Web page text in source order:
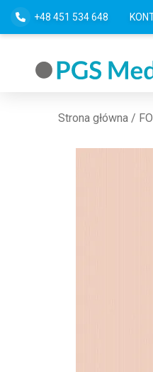
+48 451 534 648
Strona główna /